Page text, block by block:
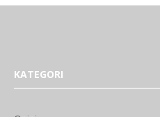
KATEGORI